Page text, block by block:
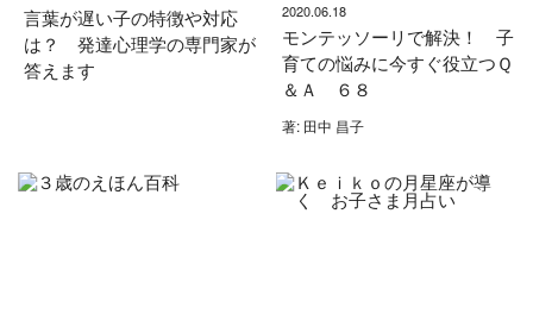
言葉が遅い子の特徴や対応
は？ 発達心理学の専門家が
答えます
2020.06.18
モンテッソーリで解決！ 子
育ての悩みに今すぐ役立つＱ
＆Ａ ６８
著: 田中 昌子